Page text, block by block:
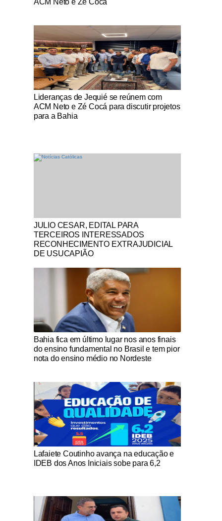
ACM Neto e Zé Cocá
Notícias Católicas
Lideranças de Jequié se reúnem com
ACM Neto e Zé Cocá para discutir projetos
para a Bahia
Notícias Católicas
JULIO CESAR, EDITAL PARA
TERCEIROS INTERESSADOS
RECONHECIMENTO EXTRAJUDICIAL
DE USUCAPIÃO
Notícias Católicas
Bahia fica em último lugar nos anos finais
do ensino fundamental no Brasil e tem pior
nota do ensino médio no Nordeste
Notícias Católicas
Lafaiete Coutinho avança na educação e
IDEB dos Anos Iniciais sobe para 6,2